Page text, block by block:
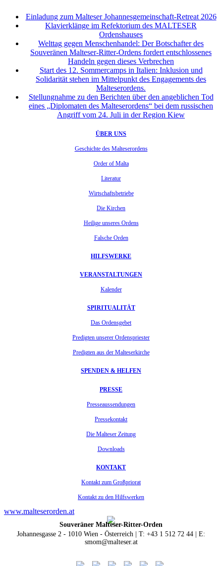
Einladung zum Malteser Johannesgemeinschaft-Retreat 2026
Klavierklänge im Refektorium des MALTESER
Ordenshauses
Welttag gegen Menschenhandel: Der Botschafter des
Souveränen Malteser-Ritter-Ordens fordert entschlossenes
Handeln gegen dieses Verbrechen
Start des 12. Sommercamps in Italien: Inklusion und
Solidarität stehen im Mittelpunkt des Engagements des
Malteserordens.
Stellungnahme zu den Berichten über den angeblichen Tod
eines „Diplomaten des Malteserordens“ bei dem russischen
Angriff vom 24. Juli in der Region Kiew
ÜBER UNS
Geschichte des Malteserordens
Order of Malta
Literatur
Wirtschaftsbetriebe
Die Kirchen
Heilige unseres Ordens
Falsche Orden
HILFSWERKE
VERANSTALTUNGEN
Kalender
SPIRITUALITÄT
Das Ordensgebet
Predigten unserer Ordenspriester
Predigten aus der Malteserkirche
SPENDEN & HELFEN
PRESSE
Presseaussendungen
Pressekontakt
Die Malteser Zeitung
Downloads
KONTAKT
Kontakt zum Großpriorat
Kontakt zu den Hilfswerken
www.malteserorden.at
Souveräner Malteser-Ritter-Orden
Johannesgasse 2 - 1010 Wien - Österreich | T: +43 1 512 72 44 | E:
smom@malteser.at